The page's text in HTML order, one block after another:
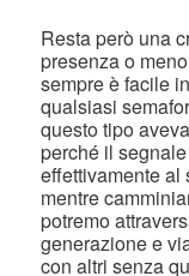
Resta però una
presenza o
sempre è facile
qualsiasi
questo tipo
perché il
effettivamente al
mentre
potremo
generazione e
con altri senza